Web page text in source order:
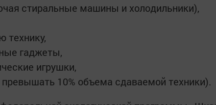
стиральные машины и холодильники),
технику,
гаджеты,
игрушки,
10% объема сдаваемой техники).